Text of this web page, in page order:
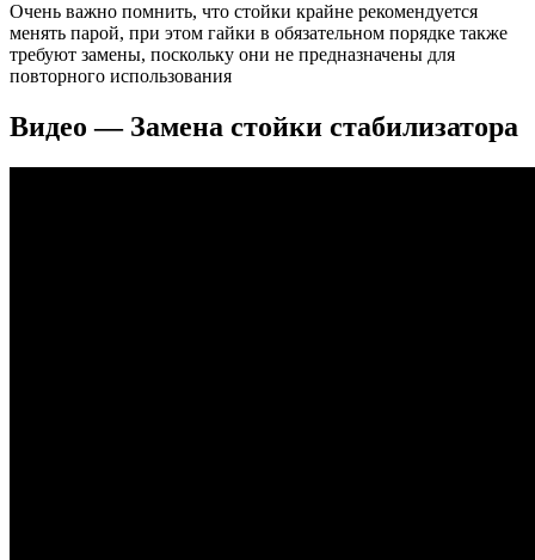
Очень важно помнить, что стойки крайне рекомендуется
менять парой, при этом гайки в обязательном порядке также
требуют замены, поскольку они не предназначены для
повторного использования
Видео — Замена стойки стабилизатора